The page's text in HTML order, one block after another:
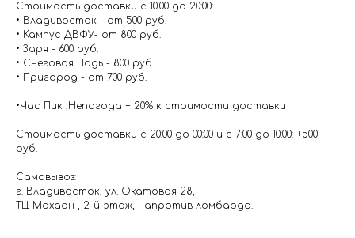
Стоимость доставки с 10.00 до 20:00:
• Владивосток - от 500 руб.
• Кампус ДВФУ- от 800 руб.
• Заря - 600 руб.
• Снеговая Падь - 800 руб.
• Пригород - от 700 руб.
•Час Пик ,Непогода + 20% к стоимости доставки
Стоимость доставки с 20:00 до 00:00 и с 7:00 до 10:00: +500
руб.
Самовывоз:
г. Владивосток, ул. Окатовая 28,
ТЦ Махаон , 2-й этаж, напротив ломбарда.